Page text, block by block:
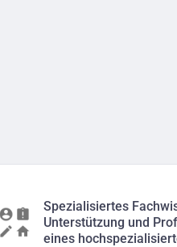
Spezialisiertes
Unterstützung und
eines